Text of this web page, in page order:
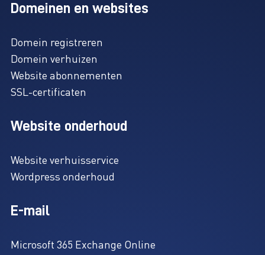
Domeinen en websites
Domein registreren
Domein verhuizen
Website abonnementen
SSL-certificaten
Website onderhoud
Website verhuisservice
Wordpress onderhoud
E-mail
Microsoft 365 Exchange Online